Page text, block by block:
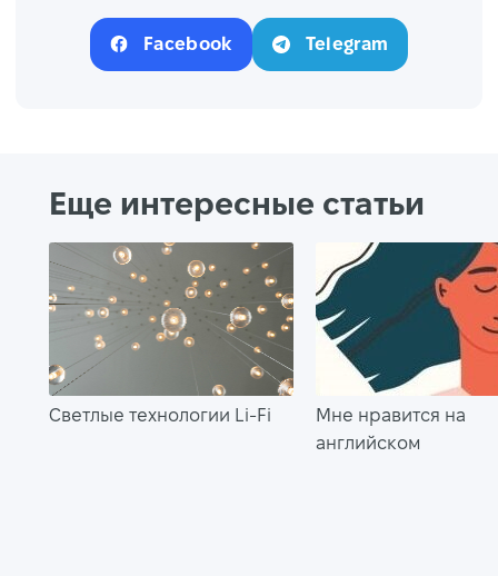
Facebook Telegram
Еще интересные статьи
Светлые технологии Li-Fi
Мне нравится на
английском